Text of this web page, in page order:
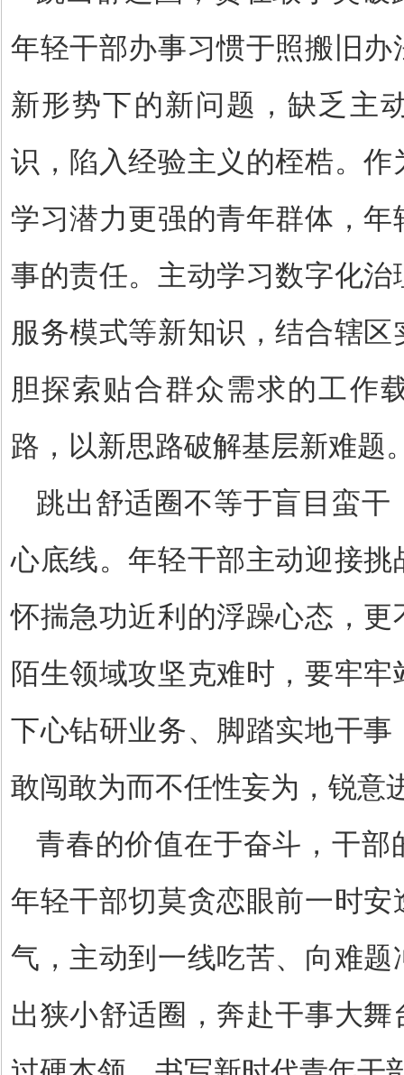
年轻干部办事习惯于照搬旧
新形势下的新问题，缺乏主
识，陷入经验主义的桎梏。
学习潜力更强的青年群体，
事的责任。主动学习数字化
服务模式等新知识，结合辖
胆探索贴合群众需求的工作
路，以新思路破解基层新难题
跳出舒适圈不等于盲目蛮
心底线。年轻干部主动迎接
怀揣急功近利的浮躁心态，
陌生领域攻坚克难时，要牢
下心钻研业务、脚踏实地干
敢闯敢为而不任性妄为，锐意
青春的价值在于奋斗，干部
年轻干部切莫贪恋眼前一时
气，主动到一线吃苦、向难
出狭小舒适圈，奔赴干事大